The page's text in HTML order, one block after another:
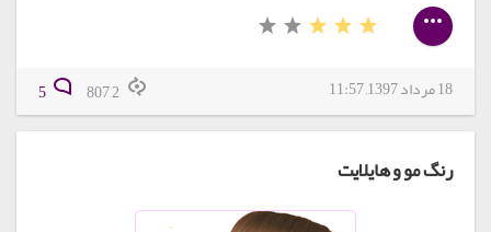
18 مرداد 1397, 11:57
رنگ مو و هایلایت